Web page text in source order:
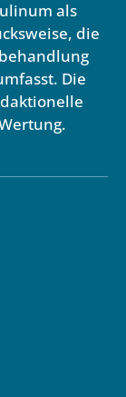
als
die
Die